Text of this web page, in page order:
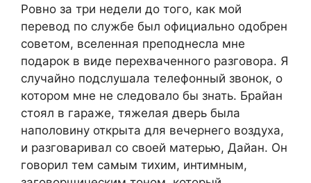
Ровно за три недели до того, как мой
перевод по службе был официально одобрен
советом, вселенная преподнесла мне
подарок в виде перехваченного разговора. Я
случайно подслушала телефонный звонок, о
котором мне не следовало бы знать. Брайан
стоял в гараже, тяжелая дверь была
наполовину открыта для вечернего воздуха,
и разговаривал со своей матерью, Дайан. Он
говорил тем самым тихим, интимным,